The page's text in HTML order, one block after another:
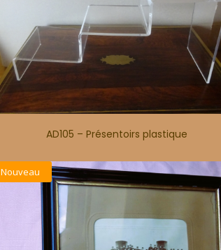
AD105 – Présentoirs plastique
Nouveau